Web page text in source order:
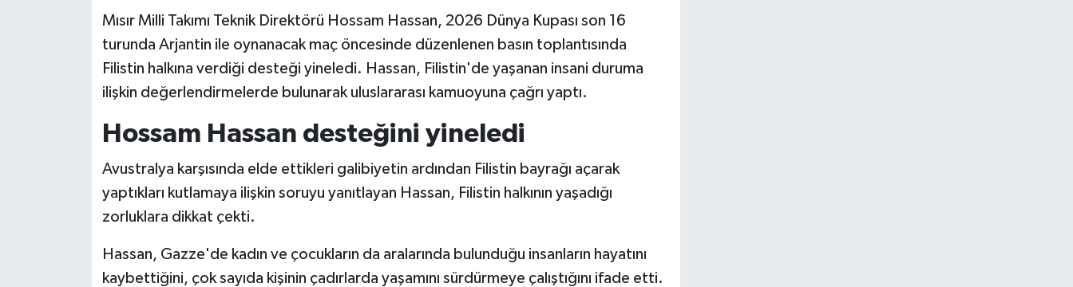
Mısır Milli Takımı Teknik Direktörü Hossam Hassan, 2026 Dünya Kupası son 16
turunda Arjantin ile oynanacak maç öncesinde düzenlenen basın toplantısında
Filistin halkına verdiği desteği yineledi. Hassan, Filistin'de yaşanan insani duruma
ilişkin değerlendirmelerde bulunarak uluslararası kamuoyuna çağrı yaptı.
Hossam Hassan desteğini yineledi
Avustralya karşısında elde ettikleri galibiyetin ardından Filistin bayrağı açarak
yaptıkları kutlamaya ilişkin soruyu yanıtlayan Hassan, Filistin halkının yaşadığı
zorluklara dikkat çekti.
Hassan, Gazze'de kadın ve çocukların da aralarında bulunduğu insanların hayatını
kaybettiğini, çok sayıda kişinin çadırlarda yaşamını sürdürmeye çalıştığını ifade etti.
Televizyon